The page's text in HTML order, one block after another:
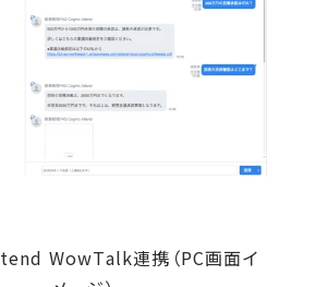
WowTalk連携（PC画面イ